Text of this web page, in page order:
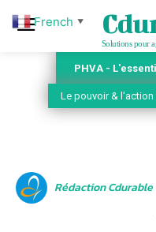
Solutions pour
PHVA -
Le pouvoir & l'action
Rédaction Cdurable
French ▼